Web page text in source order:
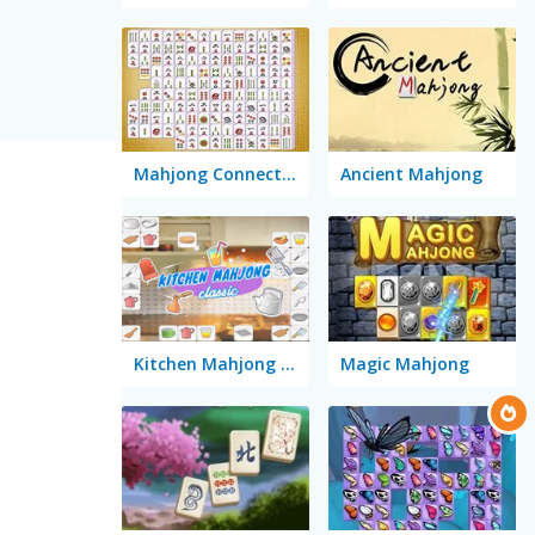
Mahjong Connect Classic Ancient Mahjong
Kitchen Mahjong Classic Magic Mahjong